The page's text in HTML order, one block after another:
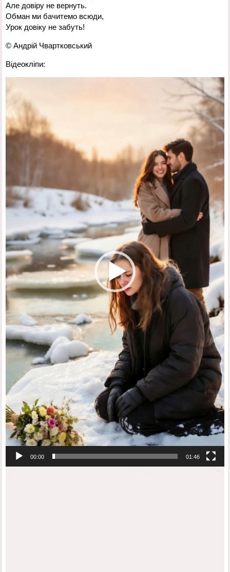
Але довіру не вернуть.
Обман ми бачитемо всюди,
Урок довіку не забуть!
© Андрій Чвартковський
Відеокліпи:
00:00 01:46